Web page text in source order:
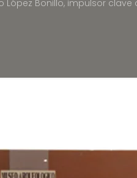
López Bonillo, impulsor